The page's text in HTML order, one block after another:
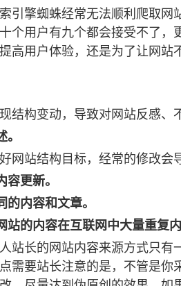
引擎蜘蛛经常无法顺利爬取网
个用户有九个都会接受不了
高用户体验，还是为了让网
结构变动，导致对网站反感、
网站结构目标，经常的修改会
更新。
内容和文章。
的内容在互联网中大量重复内
站长的网站内容来源方式只
需要站长注意的是，不管是